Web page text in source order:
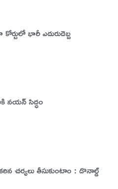
భారీ ఎదురుదెబ్బ
సిద్ధం
చర్యలు తీసుకుంటాం : డొనాల్డ్